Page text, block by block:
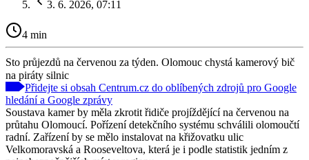
3. 6. 2026, 07:11
4 min
Sto průjezdů na červenou za týden. Olomouc chystá kamerový bič
na piráty silnic
Přidejte si obsah Centrum.cz do oblíbených zdrojů pro Google
hledání a Google zprávy
Soustava kamer by měla zkrotit řidiče projíždějící na červenou na
průtahu Olomoucí. Pořízení detekčního systému schválili olomoučtí
radní. Zařízení by se mělo instalovat na křižovatku ulic
Velkomoravská a Rooseveltova, která je i podle statistik jedním z